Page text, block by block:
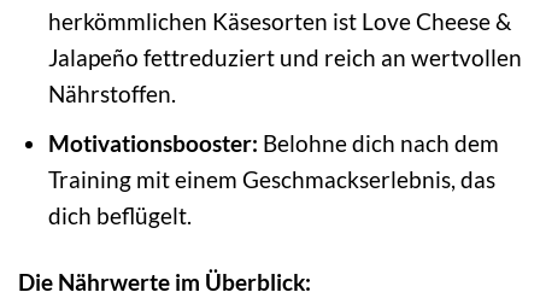
herkömmlichen Käsesorten ist Love Cheese &
Jalapeño fettreduziert und reich an wertvollen
Nährstoffen.
Motivationsbooster: Belohne dich nach dem
Training mit einem Geschmackserlebnis, das
dich beflügelt.
Die Nährwerte im Überblick: